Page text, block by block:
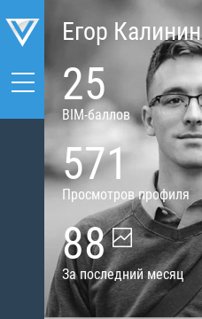
Егор Калинин
25
BIM-баллов
571
Просмотров профиля
88
За последний месяц